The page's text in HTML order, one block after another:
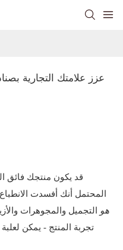
عزز علامتك التجارية
قد يكون منتجك فائق
المحتمل أنك أفسدت
التجميل والمجوهرات
هو
تجربة المنتج - يمكن